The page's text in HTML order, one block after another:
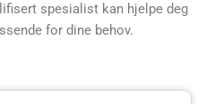
spesialist kan hjelpe deg
for dine behov.